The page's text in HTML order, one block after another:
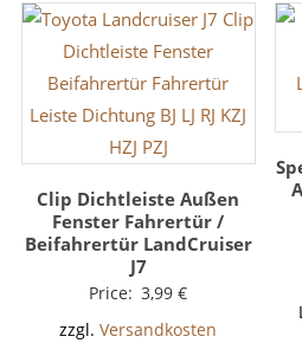
Clip Dichtleiste Außen
Fenster Fahrertür /
Beifahrertür LandCruiser
J7
Price: 3,99€
zzgl.Versandkosten